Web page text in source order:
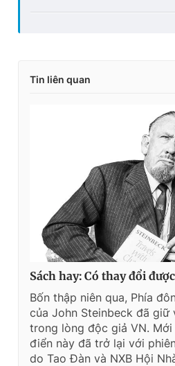
Tin liên quan
Sách hay: Có thay đổi
Bốn thập niên qua, Phía
của John Steinbeck đã giữ
trong lòng độc giả VN.
điển này đã trở lại với
do Tao Đàn và NXB Hội